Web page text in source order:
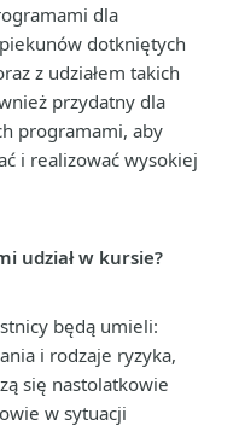
dla
dotkniętych
z udziałem takich
przydatny dla
programami, aby
i realizować wysokiej
udział w kursie?
będą umieli:
i rodzaje ryzyka,
się nastolatkowie
w sytuacji